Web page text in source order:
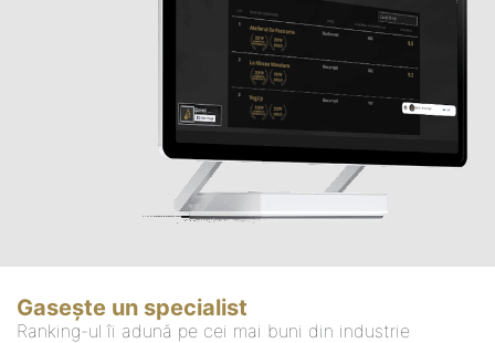
Gasește un specialist
Ranking-ul îi adună pe cei mai buni din industrie